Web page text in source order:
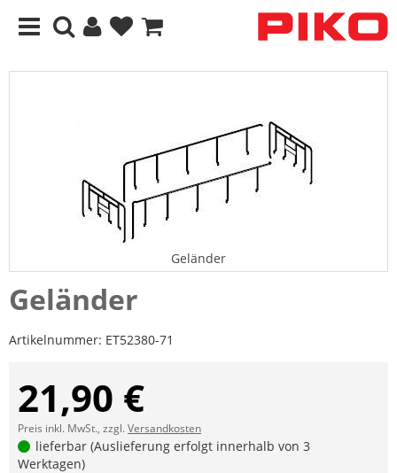
Geländer
Geländer
Artikelnummer: ET52380-71
21,90 €
Preis inkl. MwSt., zzgl.Versandkosten
lieferbar (Auslieferung erfolgt innerhalb von 3
Werktagen)